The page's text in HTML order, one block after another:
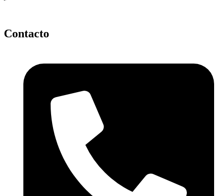
Contacto